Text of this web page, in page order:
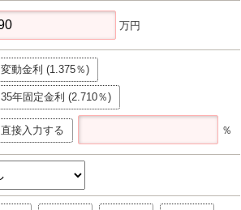
万円
変動金利 (1.375％)
35年固定金利 (2.710％)
直接入力する ％